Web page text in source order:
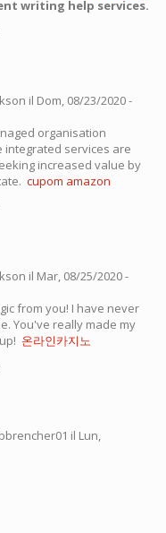
writing help services.
il Dom, 08/23/2020 -
organisation
integrated services are
increased value by
cupom amazon
il Mar, 08/25/2020 -
from you! I have never
You've really made my
온라인카지노
il Lun,